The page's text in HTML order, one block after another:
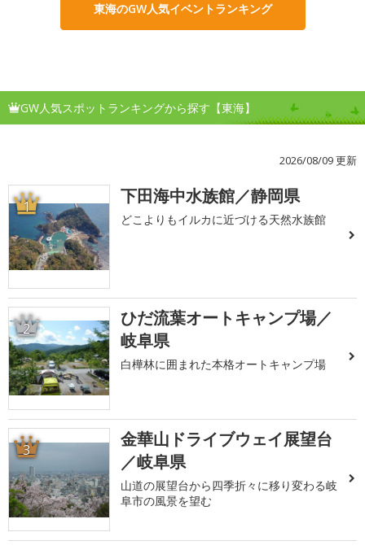
東海のGW人気イベントランキング
GW人気スポットランキングから探す【東海】
2026/08/09 更新
1 下田海中水族館／静岡県
どこよりもイルカに近づける天然水族館
2
ひだ流葉オートキャンプ場／
岐阜県
白樺林に囲まれた本格オートキャンプ場
3
金華山ドライブウェイ展望台
／岐阜県
山道の展望台から四季折々に移り変わる岐
阜市の風景を望む